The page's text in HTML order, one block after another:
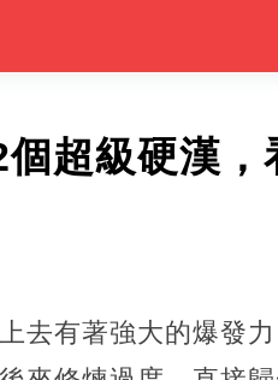
超級硬漢
去有著強大的爆發